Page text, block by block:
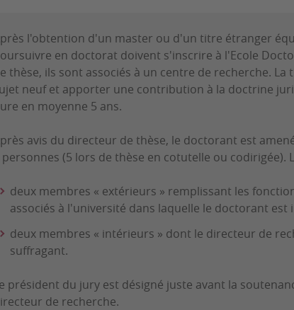
l'obtention d'un master ou d'un titre étranger
en doctorat doivent s'inscrire à l'Ecole
thèse, ils sont associés à un centre de recherche.
neuf et apporter une contribution à la doctrine
en moyenne 5 ans.
avis du directeur de thèse, le doctorant est
personnes (5 lors de thèse en cotutelle ou codirigée).
deux membres « extérieurs » remplissant les
associés à l'université dans laquelle le doctorant est
deux membres « intérieurs » dont le directeur de
suffragant.
président du jury est désigné juste avant la
de recherche.